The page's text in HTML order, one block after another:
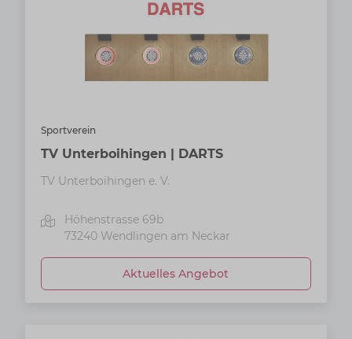
Sportverein
TV Unterboihingen | DARTS
TV Unterboihingen e. V.
Höhenstrasse 69b
73240 Wendlingen am Neckar
Aktuelles Angebot